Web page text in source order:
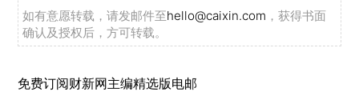
如有意愿转载，请发邮件至hello@caixin.com ，获得书面
确认及授权后，方可转载。
免费订阅财新网主编精选版电邮